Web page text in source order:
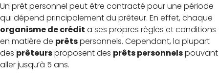
Un prêt personnel peut être contracté pour une période
qui dépend principalement du prêteur. En effet, chaque
organisme de crédit a ses propres règles et conditions
en matière de prêtspersonnels. Cependant, la plupart
des prêteursproposent des prêts personnelspouvant
aller jusqu’à 5 ans.